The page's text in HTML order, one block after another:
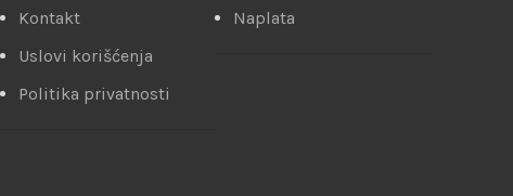
Kontakt
Uslovi korišćenja
Politika privatnosti
Naplata